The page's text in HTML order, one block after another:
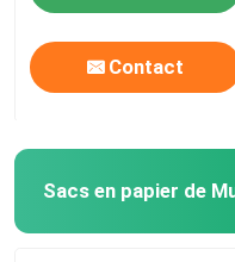
Contact
Sacs en papier de